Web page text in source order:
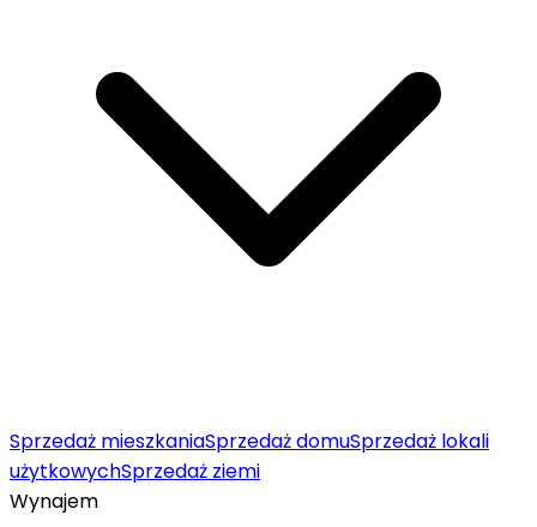
Sprzedaż mieszkaniaSprzedaż domuSprzedaż lokali
użytkowychSprzedaż ziemi
Wynajem